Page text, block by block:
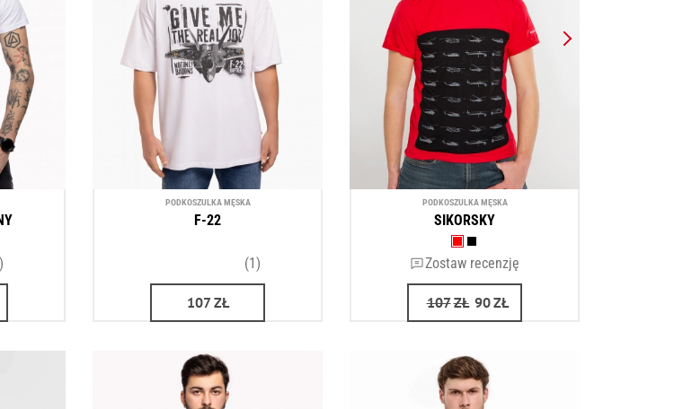
PODKOSZULKA MĘSKA
F-22
(1)
107ZŁ
PODKOSZULKA MĘSKA
SIKORSKY
Zostaw recenzję
107ZŁ 90ZŁ